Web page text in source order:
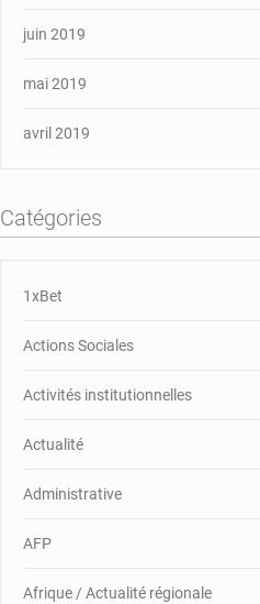
juin 2019
mai 2019
avril 2019
Catégories
1xBet
Actions Sociales
Activités institutionnelles
Actualité
Administrative
AFP
Afrique / Actualité régionale